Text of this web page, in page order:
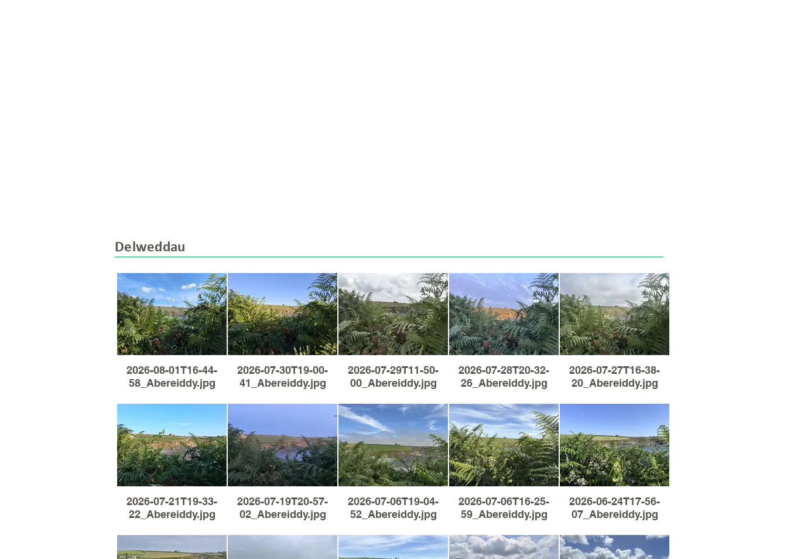
Delweddau
2026-08-01T16-44-
58_Abereiddy.jpg
2026-07-30T19-00-
41_Abereiddy.jpg
2026-07-29T11-50-
00_Abereiddy.jpg
2026-07-28T20-32-
26_Abereiddy.jpg
2026-07-27T16-38-
20_Abereiddy.jpg
2026-07-21T19-33-
22_Abereiddy.jpg
2026-07-19T20-57-
02_Abereiddy.jpg
2026-07-06T19-04-
52_Abereiddy.jpg
2026-07-06T16-25-
59_Abereiddy.jpg
2026-06-24T17-56-
07_Abereiddy.jpg